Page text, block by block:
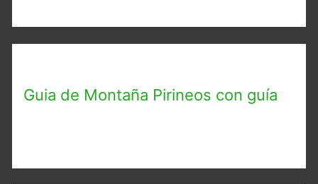
Guia de Montaña Pirineos con guía